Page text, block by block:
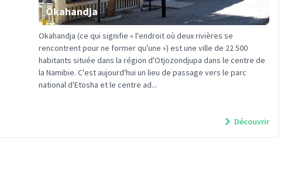
Okahandja
Okahandja (ce qui signifie « l'endroit où deux rivières se
rencontrent pour ne former qu'une ») est une ville de 22 500
habitants située dans la région d'Otjozondjupa dans le centre de
la Namibie. C'est aujourd'hui un lieu de passage vers le parc
national d'Etosha et le centre ad...
Découvrir